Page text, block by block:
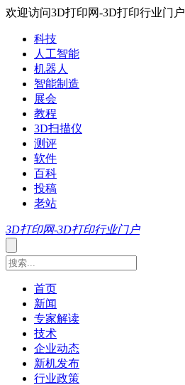
欢迎访问3D打印网-3D打印行业门户
科技
人工智能
机器人
智能制造
展会
教程
3D扫描仪
测评
软件
百科
投稿
老站
3D打印网-3D打印行业门户
首页
新闻
专家解读
技术
企业动态
新机发布
行业政策